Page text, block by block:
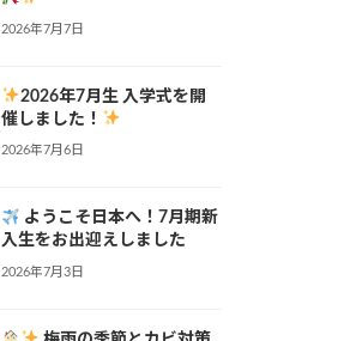
2026年7月7日
2026年7月生 入学式を開
催しました！
2026年7月6日
ようこそ日本へ！7月期新
入生をお出迎えしました
2026年7月3日